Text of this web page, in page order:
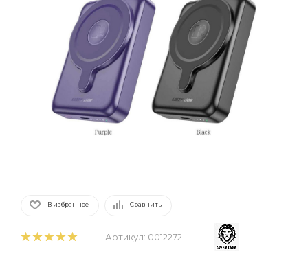
В избранное Сравнить
Артикул: 0012272